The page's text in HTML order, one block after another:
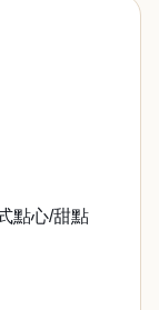
點心/甜點